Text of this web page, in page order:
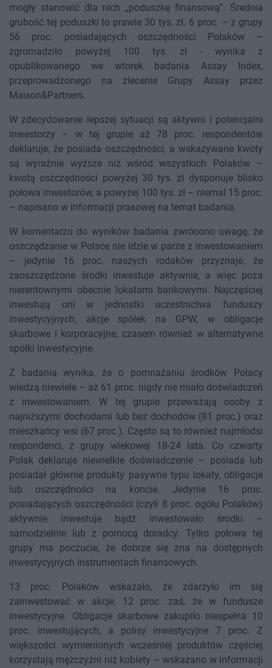
mogły stanowić dla nich „poduszkę finansową”. Średnia
grubość tej poduszki to prawie 30 tys. zł. 6 proc. – z grupy
56 proc. posiadających oszczędności Polaków –
zgromadziło powyżej 100 tys. zł - wynika z
opublikowanego we wtorek badania Assay Index,
przeprowadzonego na zlecenie Grupy Assay przez
Maison&Partners.
W zdecydowanie lepszej sytuacji są aktywni i potencjalni
inwestorzy – w tej grupie aż 78 proc. respondentów
deklaruje, że posiada oszczędności, a wskazywane kwoty
są wyraźnie wyższe niż wśród wszystkich Polaków –
kwotą oszczędności powyżej 30 tys. zł dysponuje blisko
połowa inwestorów, a powyżej 100 tys. zł – niemal 15 proc.
– napisano w informacji prasowej na temat badania.
W komentarzu do wyników badania zwrócono uwagę, że
oszczędzanie w Polsce nie idzie w parze z inwestowaniem
– jedynie 16 proc. naszych rodaków przyznaje, że
zaoszczędzone środki inwestuje aktywnie, a więc poza
nierentownymi obecnie lokatami bankowymi. Najczęściej
inwestują oni w jednostki uczestnictwa funduszy
inwestycyjnych, akcje spółek na GPW, w obligacje
skarbowe i korporacyjne, czasem również w alternatywne
spółki inwestycyjne.
Z badania wynika, że o pomnażaniu środków Polacy
wiedzą niewiele – aż 61 proc. nigdy nie miało doświadczeń
z inwestowaniem. W tej grupie przeważają osoby z
najniższymi dochodami lub bez dochodów (81 proc.) oraz
mieszkańcy wsi (67 proc.). Często są to również najmłodsi
respondenci, z grupy wiekowej 18-24 lata. Co czwarty
Polak deklaruje niewielkie doświadczenie – posiada lub
posiadał głównie produkty pasywne typu lokaty, obligacje
lub oszczędności na koncie. Jedynie 16 proc.
posiadających oszczędności (czyli 8 proc. ogółu Polaków)
aktywnie inwestuje bądź inwestowało środki –
samodzielnie lub z pomocą doradcy. Tylko połowa tej
grupy ma poczucie, że dobrze się zna na dostępnych
inwestycyjnych instrumentach finansowych.
13 proc. Polaków wskazało, że zdarzyło im się
zainwestować w akcje, 12 proc. zaś, że w fundusze
inwestycyjne. Obligacje skarbowe zakupiło niespełna 10
proc. inwestujących, a polisy inwestycyjne 7 proc. Z
większości wymienionych wcześniej produktów częściej
korzystają mężczyźni niż kobiety – wskazano w informacji